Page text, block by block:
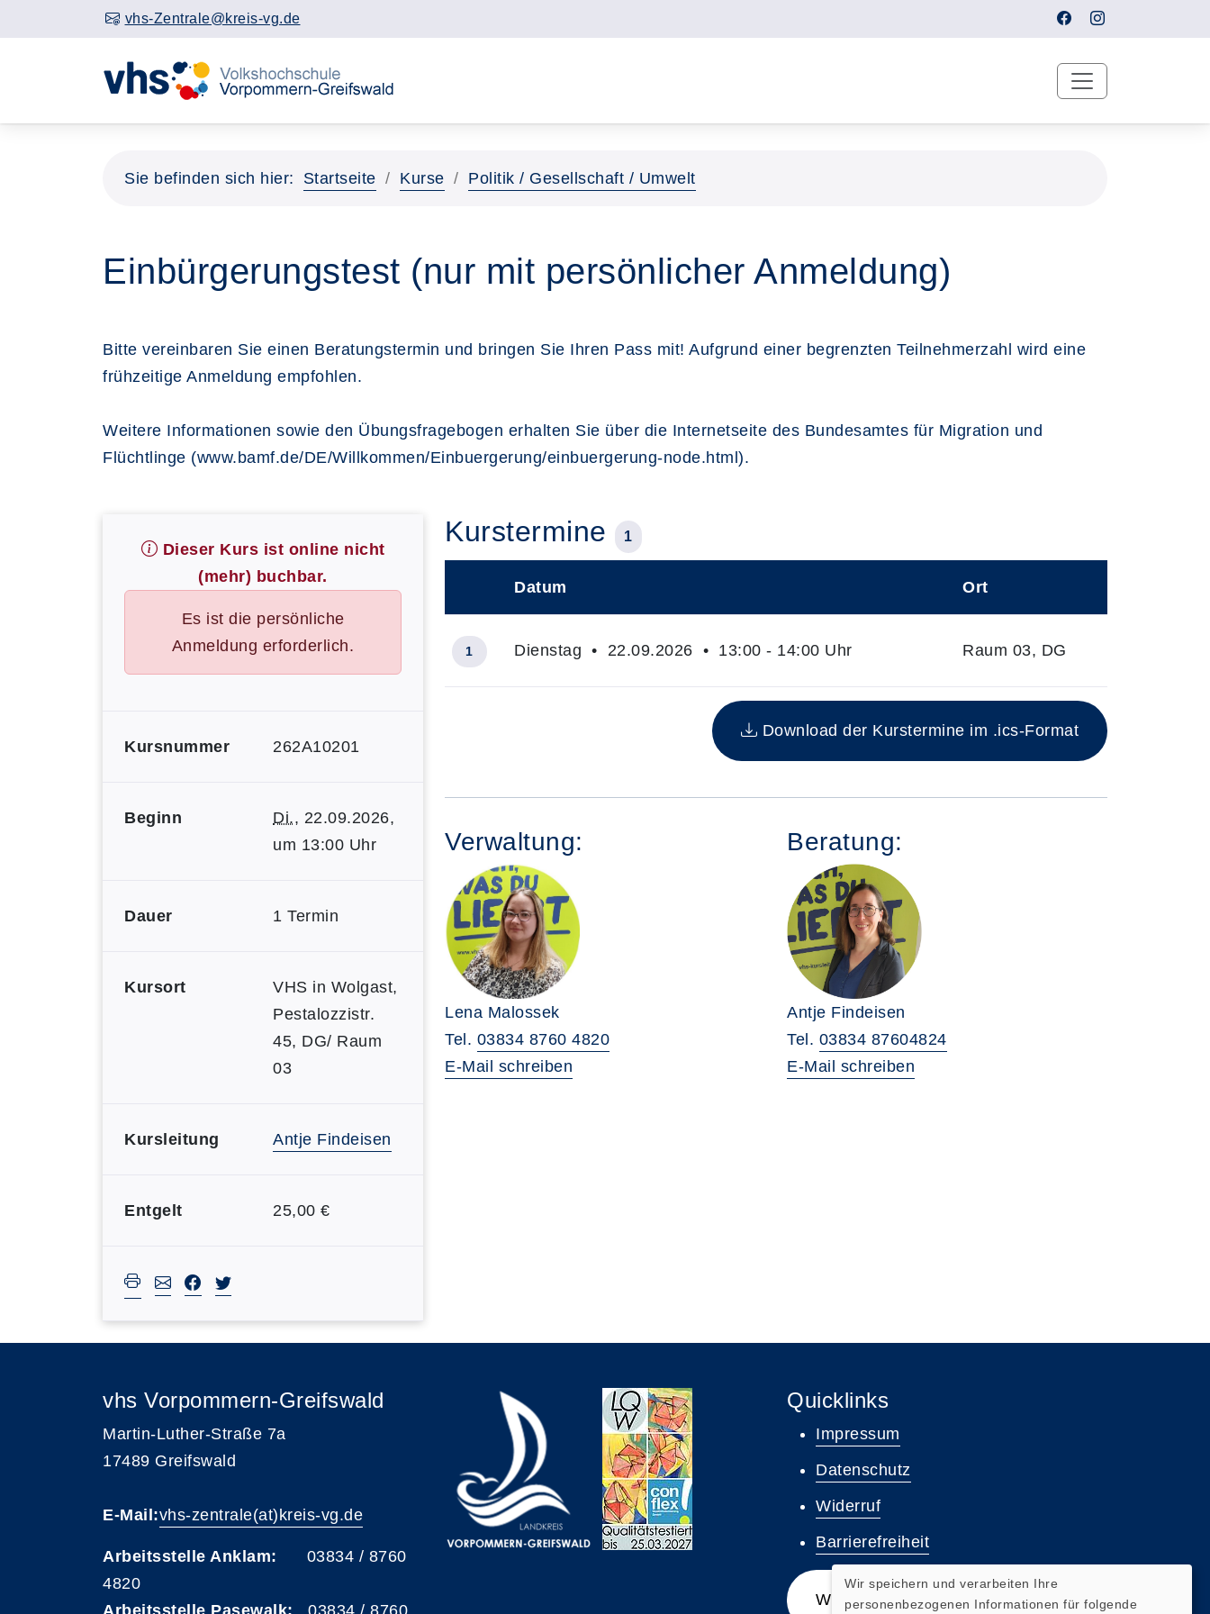
vhs-Zentrale@kreis-vg.de
Sie befinden sich hier: Startseite Kurse Politik / Gesellschaft / Umwelt
Einbürgerungstest (nur mit persönlicher Anmeldung)
Bitte vereinbaren Sie einen Beratungstermin und bringen Sie Ihren Pass mit! Aufgrund einer begrenzten Teilnehmerzahl wird eine
frühzeitige Anmeldung empfohlen.
Weitere Informationen sowie den Übungsfragebogen erhalten Sie über die Internetseite des Bundesamtes für Migration und
Flüchtlinge (www.bamf.de/DE/Willkommen/Einbuergerung/einbuergerung-node.html).
Dieser Kurs ist online nicht
(mehr) buchbar.
Es ist die persönliche
Anmeldung erforderlich.
Kursnummer 262A10201
Beginn Di., 22.09.2026,
um 13:00 Uhr
Dauer 1 Termin
Kursort
VHS in Wolgast,
Pestalozzistr.
45, DG/ Raum
03
Kursleitung Antje Findeisen
Entgelt 25,00 €
Kurstermine 1
Insgesamt gibt es 1 Termine zum diesen Kurs
Datum Ort
1 Dienstag • 22.09.2026 • 13:00 - 14:00 Uhr Raum 03, DG
Download der Kurstermine im .ics-Format
Verwaltung:
Lena Malossek
Tel. 03834 8760 4820
E-Mail schreiben
Beratung:
Antje Findeisen
Tel. 03834 87604824
E-Mail schreiben
vhs Vorpommern-Greifswald
Martin-Luther-Straße 7a
17489 Greifswald
E-Mail:vhs-zentrale(at)kreis-vg.de
Arbeitsstelle Anklam: 03834 / 8760
4820
Arbeitsstelle Pasewalk: 03834 / 8760
Quicklinks
Impressum
Datenschutz
Widerruf
Barrierefreiheit
Widerrufsformular
Wir speichern und verarbeiten Ihre
personenbezogenen Informationen für folgende